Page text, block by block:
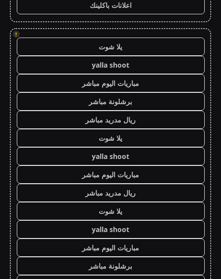
اعلانات باكلينك
!
يلا شوت
yalla shoot
مباريات اليوم مباشر
برشلونة مباشر
ريال مدريد مباشر
يلا شوت
yalla shoot
مباريات اليوم مباشر
ريال مدريد مباشر
يلا شوت
yalla shoot
مباريات اليوم مباشر
برشلونة مباشر